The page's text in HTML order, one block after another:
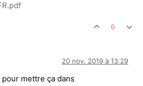
0
20 nov. 2019 à 13:29
pour mettre ça dans